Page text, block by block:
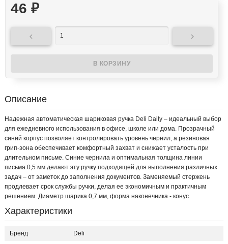
46 ₽
 
Описание
Надежная автоматическая шариковая ручка Deli Daily – идеальный выбор
для ежедневного использования в офисе, школе или дома. Прозрачный
синий корпус позволяет контролировать уровень чернил, а резиновая
грип-зона обеспечивает комфортный захват и снижает усталость при
длительном письме. Синие чернила и оптимальная толщина линии
письма 0,5 мм делают эту ручку подходящей для выполнения различных
задач – от заметок до заполнения документов. Заменяемый стержень
продлевает срок службы ручки, делая ее экономичным и практичным
решением. Диаметр шарика 0,7 мм, форма наконечника - конус.
Характеристики
Бренд Deli